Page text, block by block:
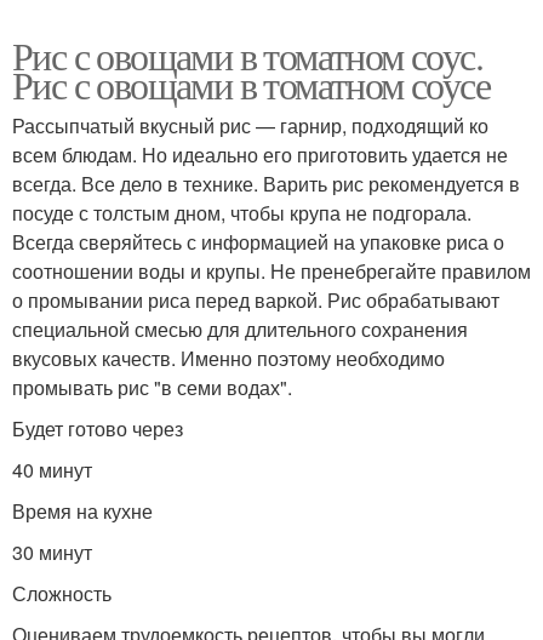
Рис с овощами в томатном соус.
Рис с овощами в томатном соусе
Рассыпчатый вкусный рис — гарнир, подходящий ко
всем блюдам. Но идеально его приготовить удается не
всегда. Все дело в технике. Варить рис рекомендуется в
посуде с толстым дном, чтобы крупа не подгорала.
Всегда сверяйтесь с информацией на упаковке риса о
соотношении воды и крупы. Не пренебрегайте правилом
о промывании риса перед варкой. Рис обрабатывают
специальной смесью для длительного сохранения
вкусовых качеств. Именно поэтому необходимо
промывать рис "в семи водах".
Будет готово через
40 минут
Время на кухне
30 минут
Сложность
Оцениваем трудоемкость рецептов, чтобы вы могли